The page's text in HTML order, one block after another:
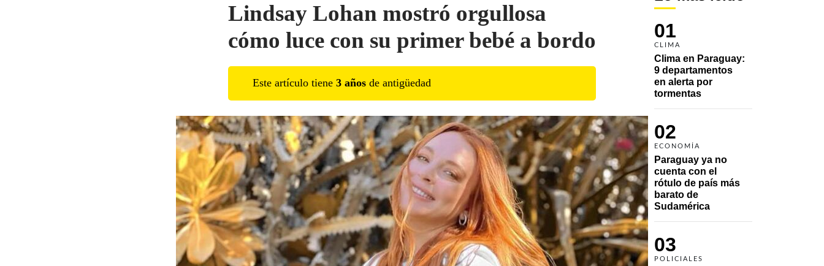
01
CLIMA
Clima en Paraguay:
9 departamentos
en alerta por
tormentas
02
ECONOMÍA
Paraguay ya no
cuenta con el
rótulo de país más
barato de
Sudamérica
03
POLICIALES
Lindsay Lohan mostró orgullosa
cómo luce con su primer bebé a bordo
Este artículo tiene 3 años de antigüedad